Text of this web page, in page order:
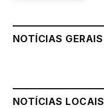
NOTÍCIAS GERAIS
NOTÍCIAS LOCAIS